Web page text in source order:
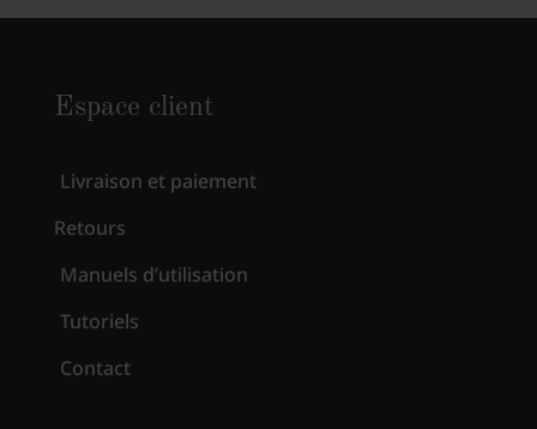
Espace client
Livraison et paiement
Retours
Manuels d’utilisation
Tutoriels
Contact